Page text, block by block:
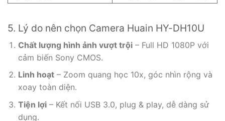
5. Lý do nên chọn Camera Huain HY-DH10U
Chất lượng hình ảnh vượt trội– Full HD 1080P với
cảm biến Sony CMOS.
Linh hoạt– Zoom quang học 10x, góc nhìn rộng và
xoay toàn diện.
Tiện lợi– Kết nối USB 3.0, plug & play, dễ dàng sử
dụng.